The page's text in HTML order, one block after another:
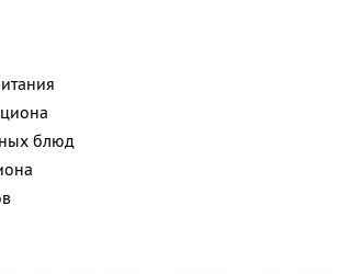
блюд